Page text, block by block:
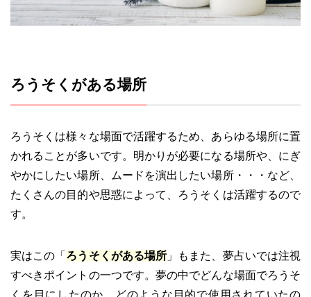
ろうそくがある場所
ろうそくは様々な場面で活躍するため、あらゆる場所に置
かれることが多いです。明かりが必要になる場所や、にぎ
やかにしたい場所、ムードを演出したい場所・・・など、
たくさんの目的や思惑によって、ろうそくは活躍するので
す。
実はこの「 ろうそくがある場所 」もまた、夢占いでは注視
すべきポイントの一つです。夢の中でどんな場面でろうそ
くを目にしたのか、どのような目的で使用されていたの